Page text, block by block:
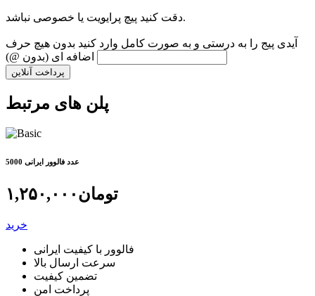
دقت کنید پیچ پرایویت یا خصوصی نباشد.
آیدی پیج را به درستی و به صورت کامل وارد کنید بدون هیچ حرف
پرداخت آنلاین
پلن های مرتبط
5000 عدد فالوور ایرانی
۱,۲۵۰,۰۰۰تومان
خرید
فالوور با کیفیت ایرانی
سرعت ارسال بالا
تضمین کیفیت
پرداخت امن